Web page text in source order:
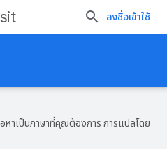
ลงชื่อเข้าใช้
หาเป็นภาษาที่คุณต้องการ การแปลโดย